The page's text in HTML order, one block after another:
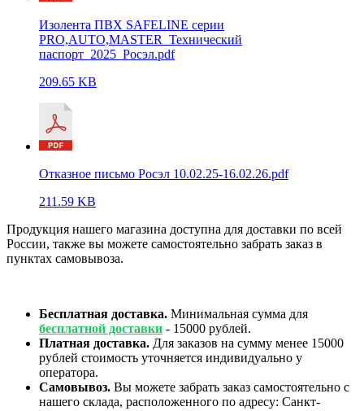
Изолента ПВХ SAFELINE серии
PRO,AUTO,MASTER_Технический
паспорт_2025_Росэл.pdf
209.65 KB
Отказное письмо Росэл 10.02.25-16.02.26.pdf
211.59 KB
Продукция нашего магазина доступна для доставки по всей
России, также вы можете самостоятельно забрать заказ в
пунктах самовывоза.
Бесплатная доставка. Минимальная сумма для
бесплатной доставки - 15000 рублей.
Платная доставка. Для заказов на сумму менее 15000
рублей стоимость уточняется индивидуально у
оператора.
Самовывоз. Вы можете забрать заказ самостоятельно с
нашего склада, расположенного по адресу: Санкт-